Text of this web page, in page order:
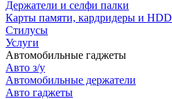
Держатели и селфи палки
Карты памяти, кардридеры и HDD
Стилусы
Услуги
Автомобильные гаджеты
Авто з/у
Автомобильные держатели
Авто гаджеты